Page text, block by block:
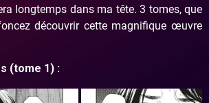
longtemps dans ma tête. 3 tomes, que
découvrir cette magnifique œuvre
(tome 1) :